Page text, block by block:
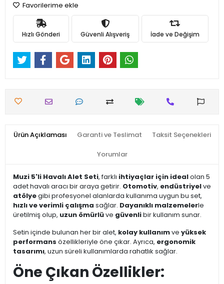
Favorilerime ekle
Hızlı Gönderi Güvenli Alışveriş İade ve Değişim
Ürün Açıklaması Garanti ve Teslimat Taksit Seçenekleri
Yorumlar
Muzi 5'li Havalı Alet Seti, farklı ihtiyaçlar için idealolan 5
adet havalı aracı bir araya getirir. Otomotiv, endüstriyelve
atölyegibi profesyonel alanlarda kullanıma uygun bu set,
hızlı ve verimli çalışma sağlar. Dayanıklı malzemelerle
üretilmiş olup, uzun ömürlüve güvenlibir kullanım sunar.
Setin içinde bulunan her bir alet, kolay kullanımve yüksek
performans özellikleriyle öne çıkar. Ayrıca, ergonomik
tasarımı, uzun süreli kullanımlarda rahatlık sağlar.
Öne Çıkan Özellikler: